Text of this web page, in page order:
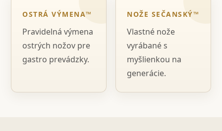
OSTRÁ VÝMENA™
Pravidelná výmena
ostrých nožov pre
gastro prevádzky.
NOŽE SEČANSKÝ™
Vlastné nože
vyrábané s
myšlienkou na
generácie.